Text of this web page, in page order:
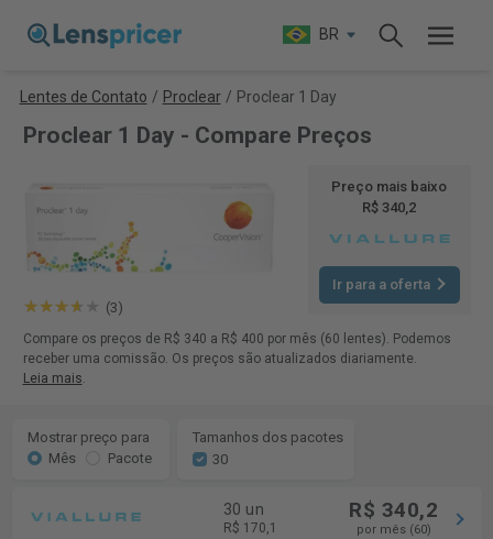
BR
Lentes de Contato / Proclear / Proclear 1 Day
Proclear 1 Day - Compare Preços
(3)
Preço mais baixo
R$ 340,2
Ir para a oferta
Compare os preços de R$ 340 a R$ 400 por mês (60 lentes). Podemos
receber uma comissão. Os preços são atualizados diariamente.
Leia mais.
Mostrar preço para
Mês
Pacote
Tamanhos dos pacotes
30
30 un
R$ 170,1
R$ 340,2
por mês (60)